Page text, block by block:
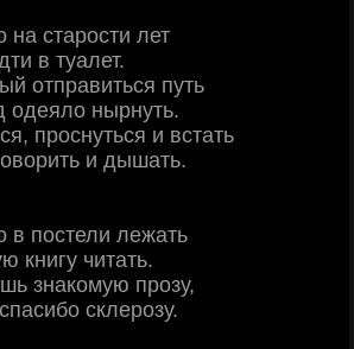
на старости лет
в туалет.
отправиться путь
одеяло нырнуть.
проснуться и встать
и дышать.
в постели лежать
книгу читать.
знакомую прозу,
склерозу.